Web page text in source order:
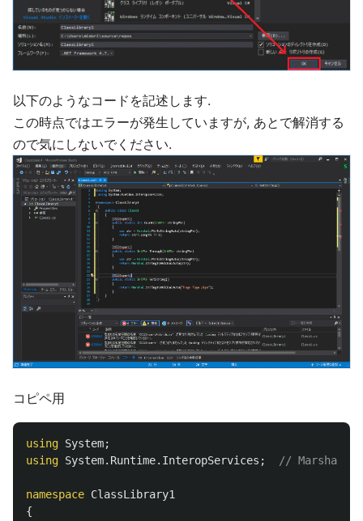
以下のようなコードを記述します.
この時点ではエラーが発生していますが, あとで解消する
ので気にしないでください.
コピペ用
using System;
using System.Runtime.InteropServices ; // Marshalを
namespace ClassLibrary1
{